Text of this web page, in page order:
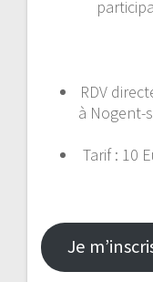
RDV
à Nogent-
Tarif : 10
Je